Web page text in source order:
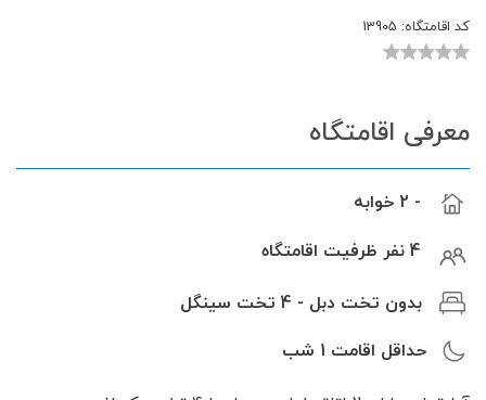
کد اقامتگاه:
معرفی اقامتگاه
- 2 خوابه
4 نفر ظرفیت اقامتگاه
بدون تخت دبل - 4 تخت سینگل
حداقل اقامت 1 شب